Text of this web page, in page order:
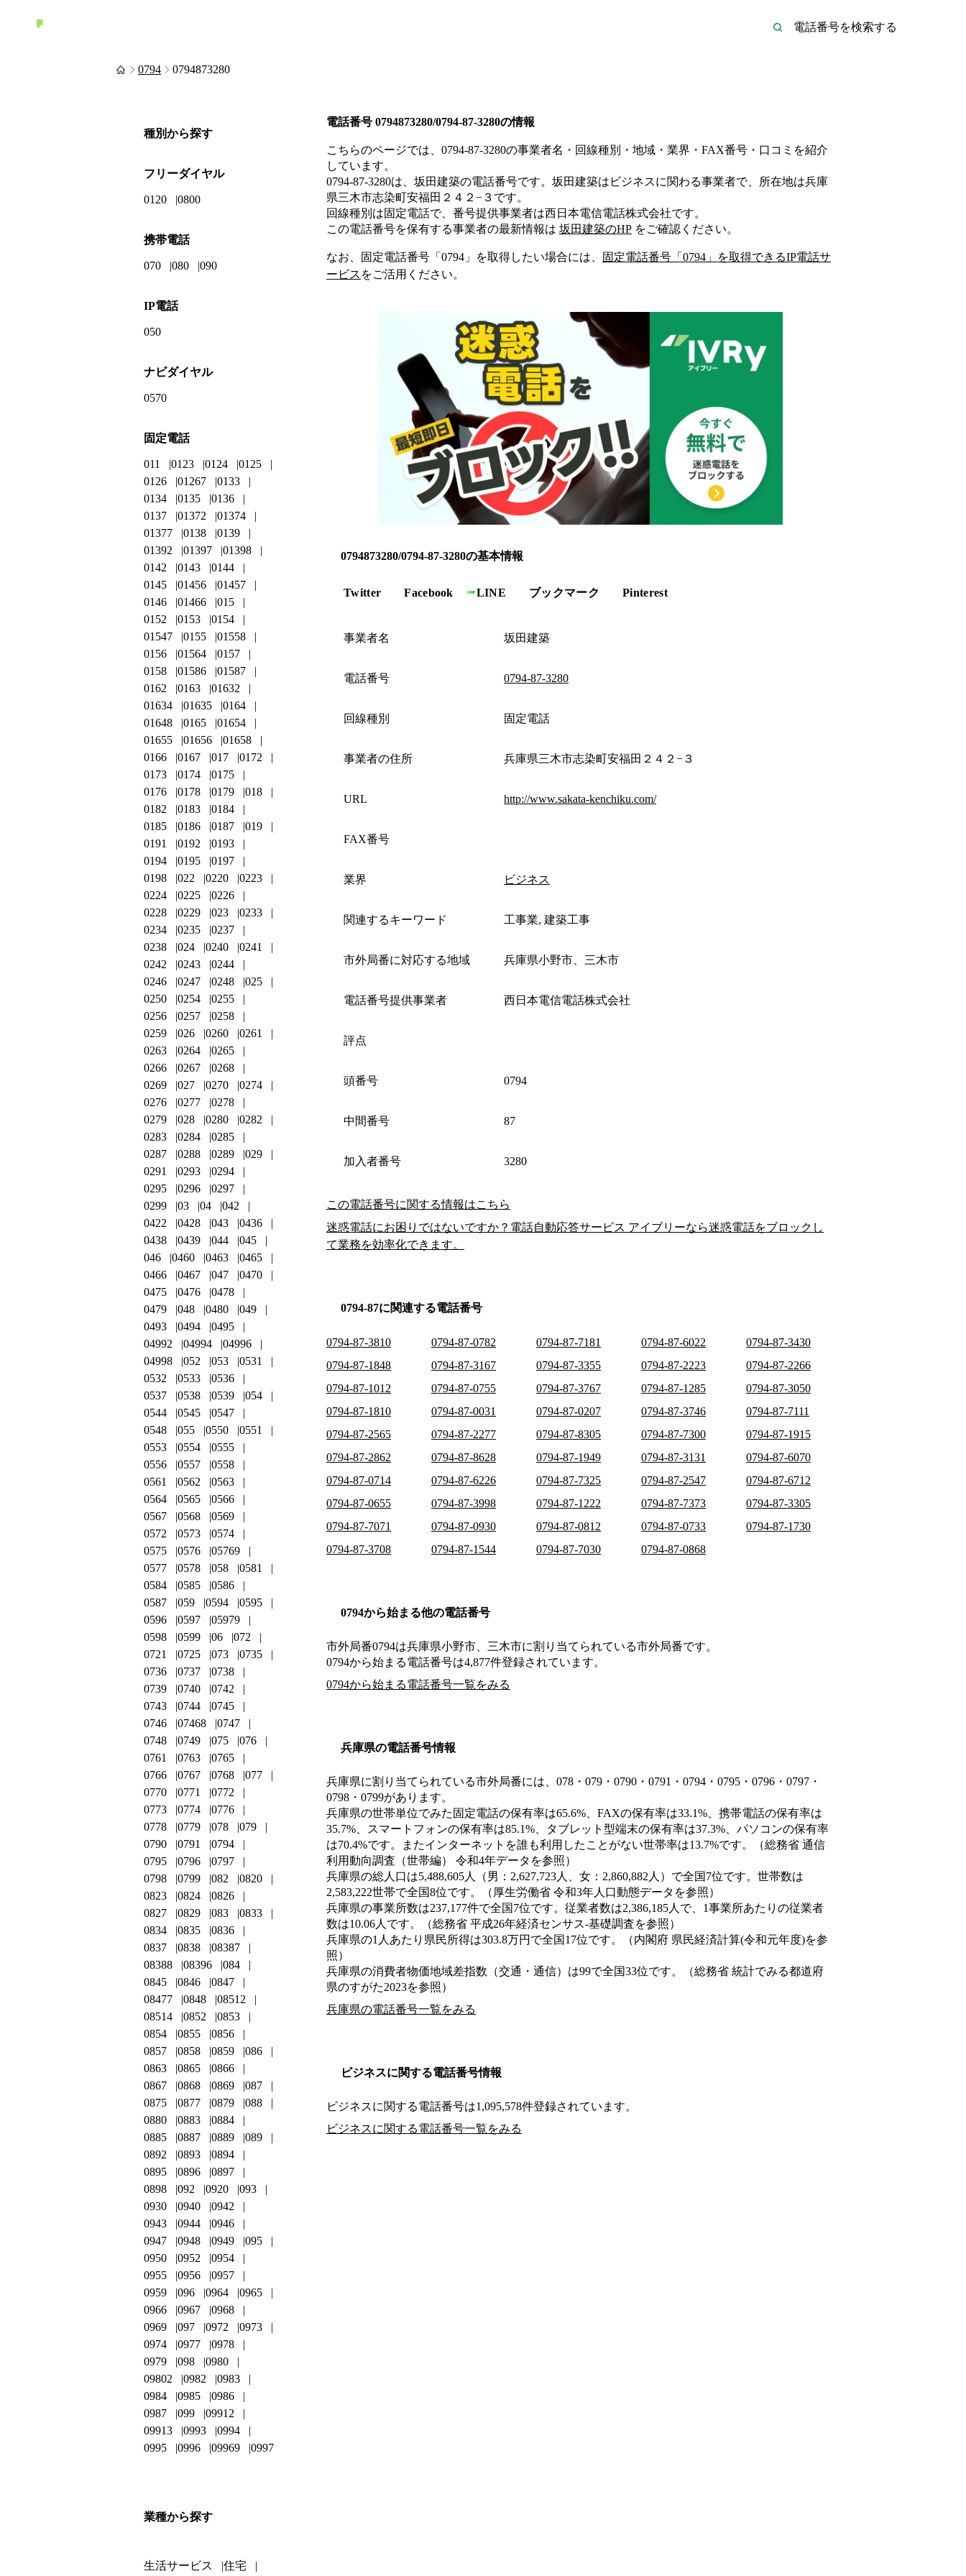
0794 0794873280
電話番号 0794873280/0794-87-3280の情報
こちらのページでは、 0794-87-3280の事業者名・回線種別・地域・業界・FAX番号・口コミを紹介
しています。
0794-87-3280は、 坂田建築の電話番号です。 坂田建築は ビジネスに関わる事業者で、所在地は兵庫
県三木市志染町安福田２４２−３ です。
回線種別は固定電話で、番号提供事業者は西日本電信電話株式会社です。
この電話番号を保有する事業者の最新情報は 坂田建築のHP をご確認ください。
なお、固定電話番号「 0794 」を取得したい場合には、 固定電話番号「 0794 」を取得できるIP電話サ
ービス をご活用ください。
0794873280/0794-87-3280の基本情報
Twitter Facebook LINE ブックマーク Pinterest
事業者名 坂田建築
電話番号 0794-87-3280
回線種別 固定電話
事業者の住所 兵庫県三木市志染町安福田２４２−３
URL http://www.sakata-kenchiku.com/
FAX番号
業界 ビジネス
関連するキーワード 工事業, 建築工事
市外局番に対応する地域 兵庫県小野市、三木市
電話番号提供事業者 西日本電信電話株式会社
評点
頭番号 0794
中間番号 87
加入者番号 3280
この電話番号に関する情報はこちら
迷惑電話にお困りではないですか？電話自動応答サービス アイブリーなら迷惑電話をブロックし
て業務を効率化できます。
0794-87に関連する電話番号
0794-87-3810 0794-87-0782 0794-87-7181 0794-87-6022
0794-87-3430
0794-87-1848
0794-87-3167 0794-87-3355 0794-87-2223
0794-87-2266
0794-87-1012
0794-87-0755 0794-87-3767 0794-87-1285
0794-87-3050
0794-87-1810
0794-87-0031 0794-87-0207 0794-87-3746
0794-87-7111
0794-87-2565
0794-87-2277 0794-87-8305 0794-87-7300
0794-87-1915
0794-87-2862
0794-87-8628 0794-87-1949 0794-87-3131
0794-87-6070
0794-87-0714
0794-87-6226 0794-87-7325 0794-87-2547
0794-87-6712
0794-87-0655
0794-87-3998 0794-87-1222 0794-87-7373
0794-87-3305
0794-87-7071
0794-87-0930 0794-87-0812 0794-87-0733
0794-87-1730
0794-87-3708
0794-87-1544 0794-87-7030 0794-87-0868
0794から始まる他の電話番号
市外局番0794は兵庫県小野市、三木市に割り当てられている市外局番です。
0794から始まる電話番号は4,877件登録されています。
0794から始まる電話番号一覧をみる
兵庫県の電話番号情報
兵庫県に割り当てられている市外局番には、078・079・0790・0791・0794・0795・0796・0797・
0798・0799があります。
兵庫県の世帯単位でみた固定電話の保有率は65.6%、FAXの保有率は33.1%、携帯電話の保有率は
35.7%、スマートフォンの保有率は85.1%、タブレット型端末の保有率は37.3%、パソコンの保有率
は70.4%です。またインターネットを誰も利用したことがない世帯率は13.7%です。（総務省 通信
利用動向調査（世帯編） 令和4年データを参照）
兵庫県の総人口は5,488,605人（男：2,627,723人、女：2,860,882人）で全国7位です。世帯数は
2,583,222世帯で全国8位です。（厚生労働省 令和3年人口動態データを参照）
兵庫県の事業所数は237,177件で全国7位です。従業者数は2,386,185人で、1事業所あたりの従業者
数は10.06人です。（総務省 平成26年経済センサス‐基礎調査を参照）
兵庫県の1人あたり県民所得は303.8万円で全国17位です。（内閣府 県民経済計算(令和元年度)を参
照）
兵庫県の消費者物価地域差指数（交通・通信）は99で全国33位です。（総務省 統計でみる都道府
県のすがた2023を参照）
兵庫県の電話番号一覧をみる
ビジネスに関する電話番号情報
ビジネスに関する電話番号は1,095,578件登録されています。
ビジネスに関する電話番号一覧をみる
種別から探す
フリーダイヤル
0120 0800
携帯電話
070 080 090
IP電話
050
ナビダイヤル
0570
固定電話
011 0123 0124
0125
0126
01267
0133
0134
0135
0136
0137
01372
01374
01377
0138
0139
01392
01397
01398
0142
0143
0144
0145
01456
01457
0146
01466
015
0152
0153
0154
01547
0155
01558
0156
01564
0157
0158
01586
01587
0162
0163
01632
01634
01635
0164
01648
0165
01654
01655
01656
01658
0166
0167 017
0172
0173
0174
0175
0176
0178 0179
018
0182
0183
0184
0185
0186 0187
019
0191
0192
0193
0194
0195
0197
0198
022 0220
0223
0224
0225
0226
0228
0229 023
0233
0234
0235
0237
0238
024 0240
0241
0242
0243
0244
0246
0247 0248
025
0250
0254
0255
0256
0257
0258
0259
026 0260
0261
0263
0264
0265
0266
0267
0268
0269
027 0270
0274
0276
0277
0278
0279
028 0280
0282
0283
0284
0285
0287
0288 0289
029
0291
0293
0294
0295
0296
0297
0299
03 04
042
0422
0428 043
0436
0438
0439 044
045
046
0460 0463
0465
0466
0467 047
0470
0475
0476
0478
0479
048 0480
049
0493
0494
0495
04992
04994
04996
04998
052 053
0531
0532
0533
0536
0537
0538 0539
054
0544
0545
0547
0548
055 0550
0551
0553
0554
0555
0556
0557
0558
0561
0562
0563
0564
0565
0566
0567
0568
0569
0572
0573
0574
0575
0576
05769
0577
0578 058
0581
0584
0585
0586
0587
059 0594
0595
0596
0597
05979
0598
0599 06
072
0721
0725 073
0735
0736
0737
0738
0739
0740
0742
0743
0744
0745
0746
07468
0747
0748
0749 075
076
0761
0763
0765
0766
0767 0768
077
0770
0771
0772
0773
0774
0776
0778
0779 078
079
0790
0791
0794
0795
0796
0797
0798
0799 082
0820
0823
0824
0826
0827
0829 083
0833
0834
0835
0836
0837
0838
08387
08388
08396
084
0845
0846
0847
08477
0848
08512
08514
0852
0853
0854
0855
0856
0857
0858 0859
086
0863
0865
0866
0867
0868 0869
087
0875
0877 0879
088
0880
0883
0884
0885
0887 0889
089
0892
0893
0894
0895
0896
0897
0898
092 0920
093
0930
0940
0942
0943
0944
0946
0947
0948 0949
095
0950
0952
0954
0955
0956
0957
0959
096 0964
0965
0966
0967
0968
0969
097 0972
0973
0974
0977
0978
0979
098
0980
09802
0982
0983
0984
0985
0986
0987
099
09912
09913
0993
0994
0995
0996 09969 0997
業種から探す
生活サービス 住宅